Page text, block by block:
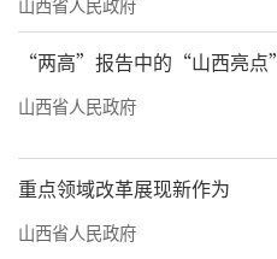
“两高”报告中的“山西亮点”
山西省人民政府
重点领域改革展现新作为
山西省人民政府